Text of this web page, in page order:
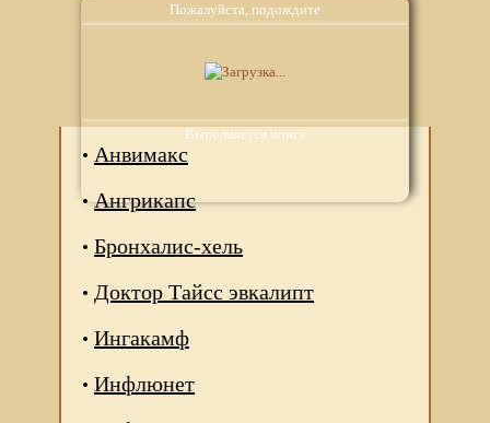
Пожалуйста, подождите
Выполняется поиск
Анвимакс
Ангрикапс
Бронхалис-хель
Доктор Тайсс эвкалипт
Ингакамф
Инфлюнет